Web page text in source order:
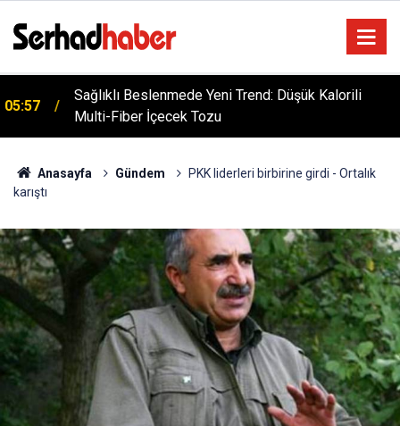
05:57
Sağlıklı Beslenmede Yeni Trend: Düşük Kalorili
Multi-Fiber İçecek Tozu
Anasayfa Gündem
PKK liderleri birbirine girdi - Ortalık
karıştı